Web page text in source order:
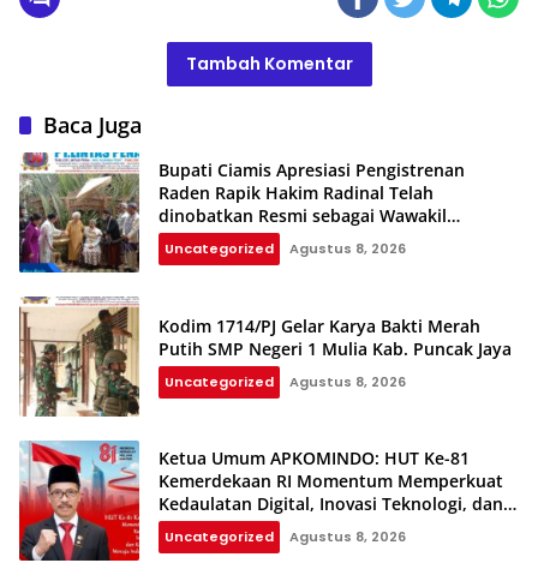
Tambah Komentar
Baca Juga
Bupati Ciamis Apresiasi Pengistrenan
Raden Rapik Hakim Radinal Telah
dinobatkan Resmi sebagai Wawakil
Kerajaan Galuh
Uncategorized Agustus 8, 2026
Kodim 1714/PJ Gelar Karya Bakti Merah
Putih SMP Negeri 1 Mulia Kab. Puncak Jaya
Uncategorized Agustus 8, 2026
Ketua Umum APKOMINDO: HUT Ke-81
Kemerdekaan RI Momentum Memperkuat
Kedaulatan Digital, Inovasi Teknologi, dan
Kepastian Hukum Menuju Indonesia Emas
2045
Uncategorized Agustus 8, 2026